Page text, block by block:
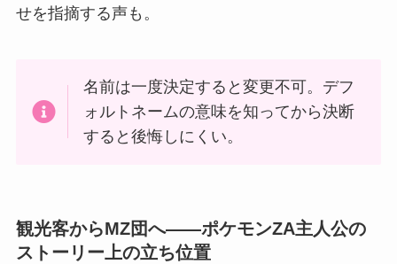
せを指摘する声も。
名前は一度決定すると変更不可。デフ
ォルトネームの意味を知ってから決断
すると後悔しにくい。
観光客からMZ団へ——ポケモンZA主人公の
ストーリー上の立ち位置